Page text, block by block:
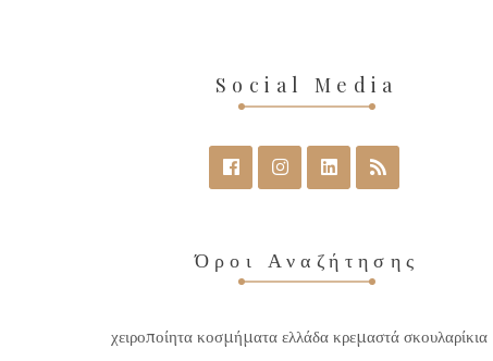
Social Media
Όροι Αναζήτησης
χειροποίητα κοσμήματα ελλάδα κρεμαστά σκουλαρίκια